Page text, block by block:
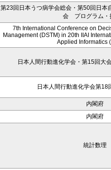
第23回日本うつ病学会総会・第50回日
会 プログラム・
7th International Conference on
Management (DSTM) in 20th IIAI
Applied Informatics
日本人間行動進化学会・第15回大
日本人間行動進化学会第18
内閣府
内閣府
統計数理